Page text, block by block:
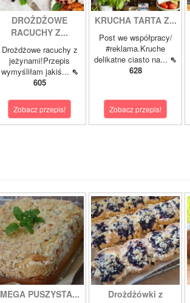
DROŻDŻOWE
RACUCHY Z...
Drożdżowe racuchy z
jeżynami!Przepis
wymyśliłam jakiś... ⇖
605
Zobacz przepis!
KRUCHA TARTA Z...
Post we współpracy/
#reklama.Kruche
delikatne ciasto na... ⇖
628
Zobacz przepis!
MEGA PUSZYSTA...
Drożdżówki z